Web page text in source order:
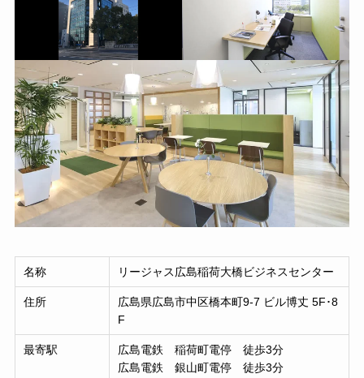
名称 リージャス広島稲荷大橋ビジネスセンター
住所
広島県広島市中区橋本町9-7 ビル博丈 5F･8
F
最寄駅
広島電鉄 稲荷町電停 徒歩3分
広島電鉄 銀山町電停 徒歩3分